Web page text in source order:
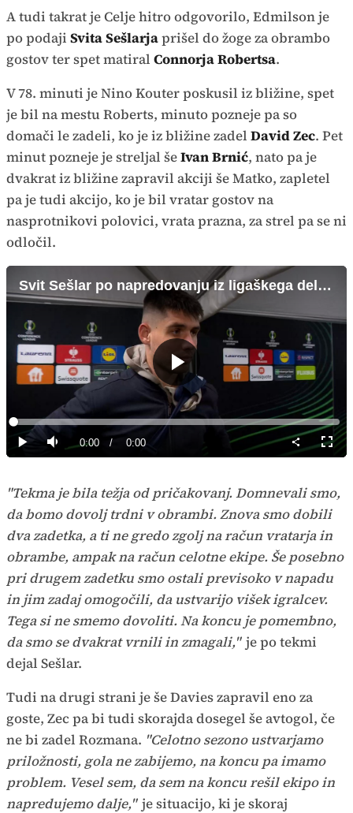
A tudi takrat je Celje hitro odgovorilo, Edmilson je
po podaji Svita Sešlarjaprišel do žoge za obrambo
gostov ter spet matiral Connorja Robertsa.
V 78. minuti je Nino Kouter poskusil iz bližine, spet
je bil na mestu Roberts, minuto pozneje pa so
domači le zadeli, ko je iz bližine zadel David Zec. Pet
minut pozneje je streljal šeIvan Brnić, nato pa je
dvakrat iz bližine zapravil akciji še Matko, zapletel
pa je tudi akcijo, ko je bil vratar gostov na
nasprotnikovi polovici, vrata prazna, za strel pa se ni
odločil.
Svit Sešlar po napredovanju iz ligaškega dela Konferenčne lige
Predvajaj
PredvajajTiho Current
0:00 / Duration
0:00
Loaded:
0%
način
"Tekma je bila težja od pričakovanj. Domnevali smo,
da bomo dovolj trdni v obrambi. Znova smo dobili
dva zadetka, a ti ne gredo zgolj na račun vratarja in
obrambe, ampak na račun celotne ekipe. Še posebno
pri drugem zadetku smo ostali previsoko v napadu
in jim zadaj omogočili, da ustvarijo višek igralcev.
Tega si ne smemo dovoliti. Na koncu je pomembno,
da smo se dvakrat vrnili in zmagali," je po tekmi
dejal Sešlar.
Tudi na drugi strani je še Davies zapravil eno za
goste, Zec pa bi tudi skorajda dosegel še avtogol, če
ne bi zadel Rozmana. "Celotno sezono ustvarjamo
priložnosti, gola ne zabijemo, na koncu pa imamo
problem. Vesel sem, da sem na koncu rešil ekipo in
napredujemo dalje," je situacijo, ki je skoraj